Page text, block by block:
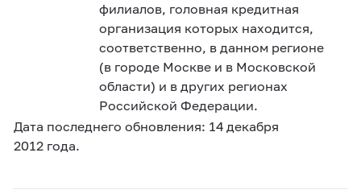
филиалов, головная кредитная
организация которых находится,
соответственно, в данном регионе
(в городе Москве и в Московской
области) и в других регионах
Российской Федерации.
Дата последнего обновления: 14 декабря
2012 года.